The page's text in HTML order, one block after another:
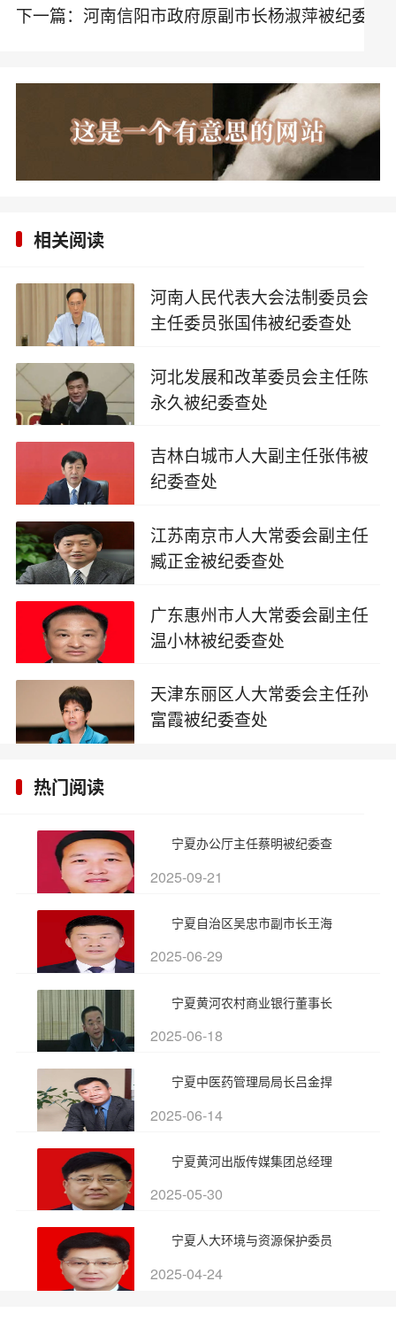
下一篇： 河南信阳市政府原副市长杨淑萍被纪委
相关阅读
河南人民代表大会法制委员会
主任委员张国伟被纪委查处
河北发展和改革委员会主任陈
永久被纪委查处
吉林白城市人大副主任张伟被
纪委查处
江苏南京市人大常委会副主任
臧正金被纪委查处
广东惠州市人大常委会副主任
温小林被纪委查处
天津东丽区人大常委会主任孙
富霞被纪委查处
热门阅读
宁夏办公厅主任蔡明被纪委查
2025-09-21
宁夏自治区吴忠市副市长王海
2025-06-29
宁夏黄河农村商业银行董事长
2025-06-18
宁夏中医药管理局局长吕金捍
2025-06-14
宁夏黄河出版传媒集团总经理
2025-05-30
宁夏人大环境与资源保护委员
2025-04-24